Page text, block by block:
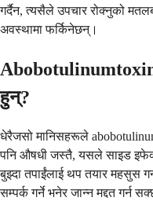
गर्दैन, त्यसैले उपचार रोक्नुको
अवस्थामा फर्किनेछन्।
हुन्?
धेरैजसो मानिसहरूले
पनि औषधी जस्तै, यसले साइड
बुझ्दा तपाईंलाई थप तयार महसुस
सम्पर्क गर्ने भनेर जान्न मद्दत गर्न